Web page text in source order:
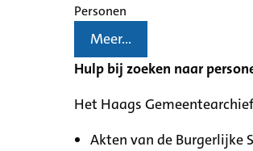
Personen
Meer...
Hulp bij zoeken naar
Het Haags
Akten van de Burgerlijke